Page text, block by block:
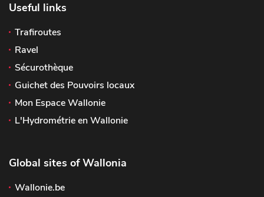
Useful links
Trafiroutes
Ravel
Sécurothèque
Guichet des Pouvoirs locaux
Mon Espace Wallonie
L'Hydrométrie en Wallonie
Global sites of Wallonia
Wallonie.be